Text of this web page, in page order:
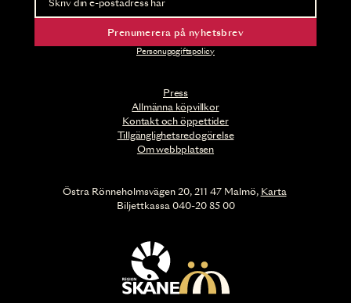
Press
Allmänna köpvillkor
Kontakt och öppettider
Tillgänglighetsredogörelse
Om webbplatsen
Prenumerera på nyhetsbrev
Personuppgiftspolicy
Östra Rönneholmsvägen 20, 211 47 Malmö, Karta
Biljettkassa 040-20 85 00